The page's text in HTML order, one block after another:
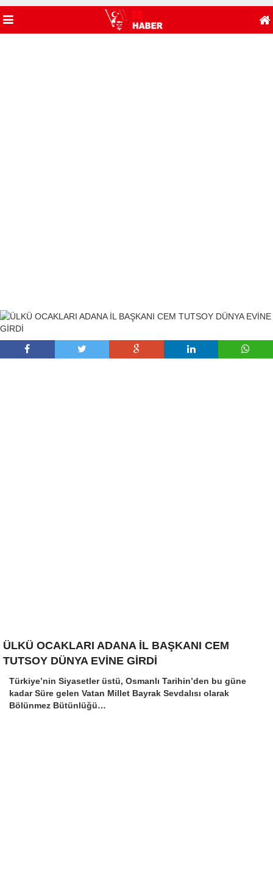
ÜLKÜ OCAKLARI ADANA İL BAŞKANI CEM
TUTSOY DÜNYA EVİNE GİRDİ
Türkiye’nin Siyasetler üstü, Osmanlı Tarihin’den bu güne
kadar Süre gelen Vatan Millet Bayrak Sevdalısı olarak
Bölünmez Bütünlüğü…